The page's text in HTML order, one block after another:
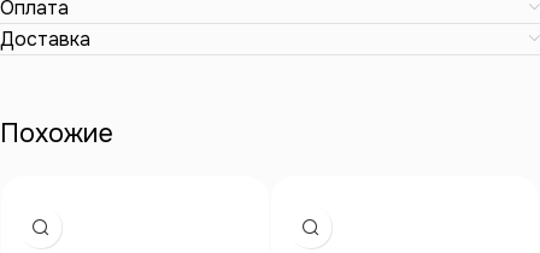
Оплата
Доставка
Похожие